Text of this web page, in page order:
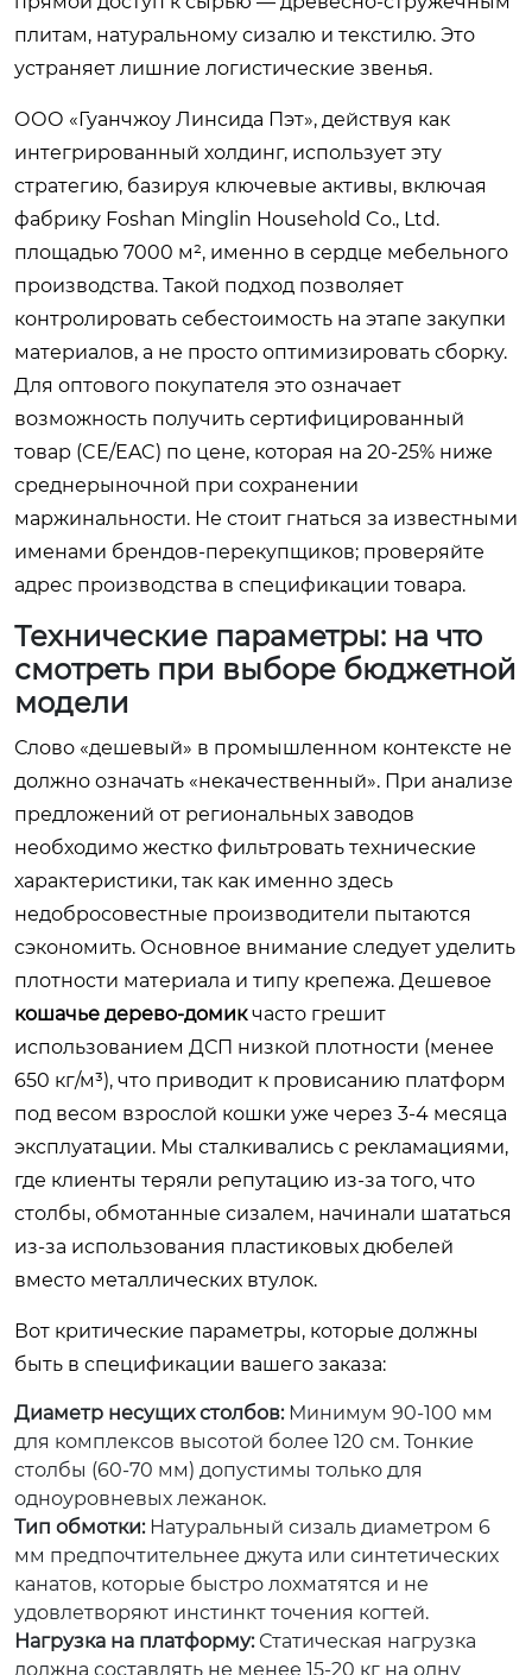
плитам, натуральному сизалю и текстилю. Это
устраняет лишние логистические звенья.
ООО «Гуанчжоу Линсида Пэт», действуя как
интегрированный холдинг, использует эту
стратегию, базируя ключевые активы, включая
фабрику Foshan Minglin Household Co., Ltd.
площадью 7000 м², именно в сердце мебельного
производства. Такой подход позволяет
контролировать себестоимость на этапе закупки
материалов, а не просто оптимизировать сборку.
Для оптового покупателя это означает
возможность получить сертифицированный
товар (CE/EAC) по цене, которая на 20-25% ниже
среднерыночной при сохранении
маржинальности. Не стоит гнаться за известными
именами брендов-перекупщиков; проверяйте
адрес производства в спецификации товара.
Технические параметры: на что
смотреть при выборе бюджетной
модели
Слово «дешевый» в промышленном контексте не
должно означать «некачественный». При анализе
предложений от региональных заводов
необходимо жестко фильтровать технические
характеристики, так как именно здесь
недобросовестные производители пытаются
сэкономить. Основное внимание следует уделить
плотности материала и типу крепежа. Дешевое
кошачье дерево-домикчасто грешит
использованием ДСП низкой плотности (менее
650 кг/м³), что приводит к провисанию платформ
под весом взрослой кошки уже через 3-4 месяца
эксплуатации. Мы сталкивались с рекламациями,
где клиенты теряли репутацию из-за того, что
столбы, обмотанные сизалем, начинали шататься
из-за использования пластиковых дюбелей
вместо металлических втулок.
Вот критические параметры, которые должны
быть в спецификации вашего заказа:
Диаметр несущих столбов:Минимум 90-100 мм
для комплексов высотой более 120 см. Тонкие
столбы (60-70 мм) допустимы только для
одноуровневых лежанок.
Тип обмотки:Натуральный сизаль диаметром 6
мм предпочтительнее джута или синтетических
канатов, которые быстро лохматятся и не
удовлетворяют инстинкт точения когтей.
Нагрузка на платформу:Статическая нагрузка
должна составлять не менее 15-20 кг на одну